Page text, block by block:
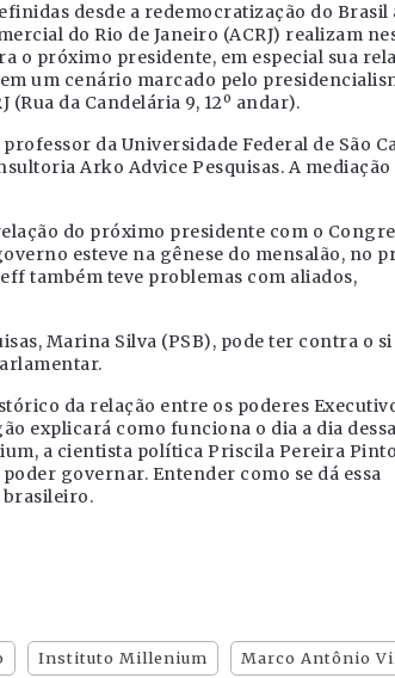
desde a redemocratização do Brasil
do Rio de Janeiro (ACRJ) realizam
o próximo presidente, em especial sua
um cenário marcado pelo
(Rua da Candelária 9, 12º andar).
da Universidade Federal de São
Arko Advice Pesquisas. A mediação
do próximo presidente com o
esteve na gênese do mensalão, no
também teve problemas com aliados,
Marina Silva (PSB), pode ter contra o
da relação entre os poderes
explicará como funciona o dia a dia dessa
a cientista política Priscila Pereira
governar. Entender como se dá essa
Instituto Millenium Marco Antônio